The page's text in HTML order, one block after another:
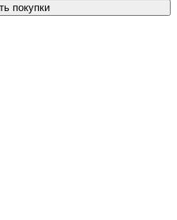
покупки